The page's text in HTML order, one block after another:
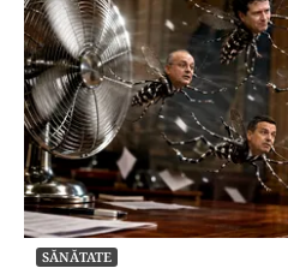
SĂNĂTATE